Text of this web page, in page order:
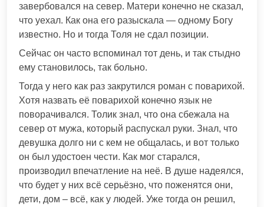
завербовался на север. Матери конечно не сказал,
что уехал. Как она его разыскала — одному Богу
известно. Но и тогда Толя не сдал позиции.
Сейчас он часто вспоминал тот день, и так стыдно
ему становилось, так больно.
Тогда у него как раз закрутился роман с поварихой.
Хотя назвать её поварихой конечно язык не
поворачивался. Толик знал, что она сбежала на
север от мужа, который распускал руки. Знал, что
девушка долго ни с кем не общалась, и вот только
он был удостоен чести. Как мог старался,
производил впечатление на неё. В душе надеялся,
что будет у них всё серьёзно, что поженятся они,
дети, дом – всё, как у людей. Уже тогда он решил,